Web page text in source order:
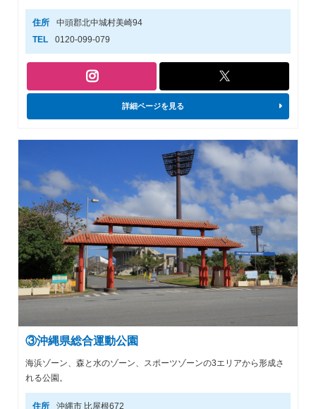
住所
中頭郡北中城村美崎94
TEL
0120-099-079
詳細ページを見る
③沖縄県総合運動公園
海浜ゾーン、森と水のゾーン、スポーツゾーンの3エリアから形成さ
れる公園。
住所
沖縄市 比屋根672